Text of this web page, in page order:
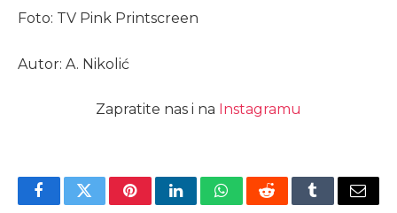
Foto: TV Pink Printscreen
Autor: A. Nikolić
Zapratite nas i na Instagramu
FacebookTwitterPinterestLinkedInWhatsAppRedditTumblrEmail